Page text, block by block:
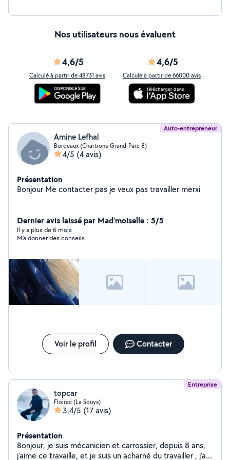
Nos utilisateurs nous évaluent
4,6/5
Calculé à partir de 48731 avis
4,6/5
Calculé à partir de 66000 avis
Auto-entrepreneur
Amine Lefhal
Bordeaux (Chartrons-Grand-Parc 8)
4/5 (4 avis)
Présentation
Bonjour Me contacter pas je veux pas travailler merxi
Dernier avis laissé par Mad’moiselle : 5/5
Il y a plus de 6 mois
M’a donner des conseils
Voir le profil Contacter
Entreprise
topcar
Floirac (La Souys)
3,4/5 (17 avis)
Présentation
Bonjour, je suis mécanicien et carrossier, depuis 8 ans,
j'aime ce travaille, et je suis un acharné du travailler , j'ai